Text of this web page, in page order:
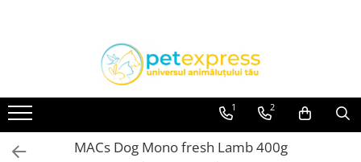
Toate Produsele
ACCESORII
Hamuri
Lese
1 2
MACs Dog Mono fresh Lamb 400g